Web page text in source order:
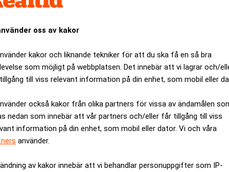
oss av kakor
kakor och liknande tekniker för att du ska få en så bra
som möjligt på webbplatsen. Det innebär att vi lagrar och/
till viss relevant information på din enhet, som mobil eller
också kakor från olika partners för vissa av ändamålen
nedan som innebär att vår partners och/eller får tillgång till viss
information på din enhet, som mobil eller dator. Vi och våra
använder.
av kakor innebär att vi behandlar personuppgifter som IP-
IMG köps upp av investmentbolaget
ANNONS